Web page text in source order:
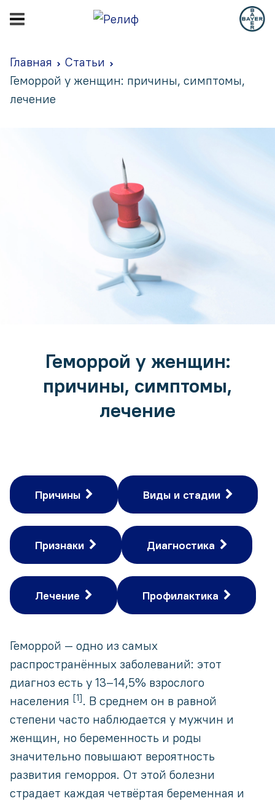
Главная
Статьи
Геморрой у женщин: причины, симптомы,
лечение
Геморрой у женщин:
причины, симптомы,
лечение
Причины Виды и стадии
Признаки Диагностика
Лечение Профилактика
Геморрой — одно из самых
распространённых заболеваний: этот
диагноз есть у 13–14,5% взрослого
населения [1]. В среднем он в равной
степени часто наблюдается у мужчин и
женщин, но беременность и роды
значительно повышают вероятность
развития геморроя. От этой болезни
страдает каждая четвёртая беременная и